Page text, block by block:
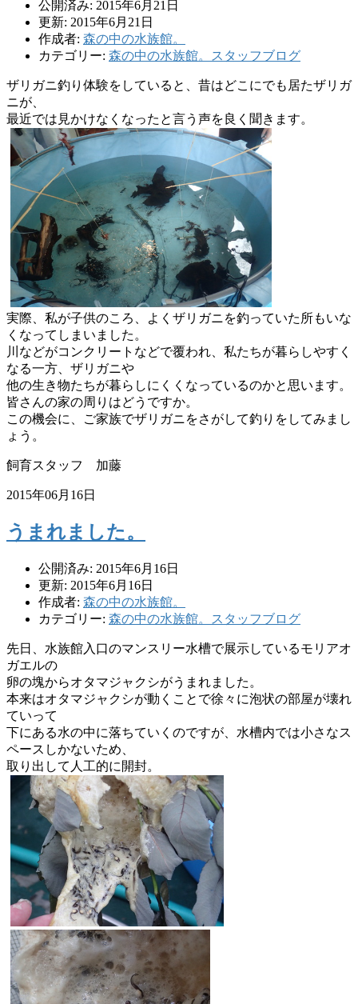
公開済み: 2015年6月21日
更新: 2015年6月21日
作成者: 森の中の水族館。
カテゴリー: 森の中の水族館。スタッフブログ
ザリガニ釣り体験をしていると、昔はどこにでも居たザリガ
ニが、
最近では見かけなくなったと言う声を良く聞きます。
実際、私が子供のころ、
よくザリガニを釣っていた所もいな
くなってしまいました。
川などがコンクリートなどで覆われ、 私たちが暮らしやすく
なる一方、ザリガニや
他の生き物たちが暮らしにくくなっているのかと思います。
皆さんの家の周りはどうですか。
この機会に、ご家族でザリガニをさがして釣りをしてみまし
ょう。
飼育スタッフ 加藤
2015年06月16日
うまれました。
公開済み: 2015年6月16日
更新: 2015年6月16日
作成者: 森の中の水族館。
カテゴリー: 森の中の水族館。スタッフブログ
先日、 水族館入口のマンスリー水槽で展示しているモリアオ
ガエルの
卵の塊からオタマジャクシがうまれました。
本来はオタマジャクシが動くことで徐々に泡状の部屋が壊れ
ていって
下にある水の中に落ちていくのですが、 水槽内では小さなス
ペースしかないため、
取り出して人工的に開封。